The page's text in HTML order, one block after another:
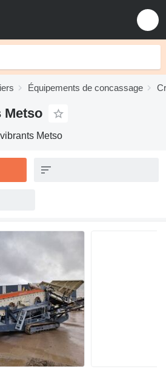
Équipements de concassage
Metso
Metso